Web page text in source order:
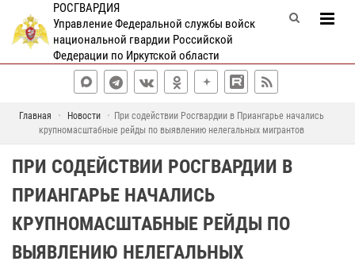
РОСГВАРДИЯ
Управление Федеральной службы войск
национальной гвардии Российской
Федерации по Иркутской области
Главная Новости
При содействии Росгвардии в Приангарье начались
крупномасштабные рейды по выявлению нелегальных мигрантов
ПРИ СОДЕЙСТВИИ РОСГВАРДИИ В
ПРИАНГАРЬЕ НАЧАЛИСЬ
КРУПНОМАСШТАБНЫЕ РЕЙДЫ ПО
ВЫЯВЛЕНИЮ НЕЛЕГАЛЬНЫХ